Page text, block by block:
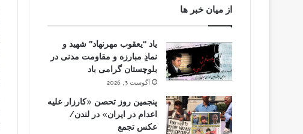
از میان خبر ها
یاد “یعقوب مهرنهاد” شهید و
نمادِ مبارزه و مقاومت مدنی در
بلوچستان گرامی باد
آگوست 3, 2026
پنجمین روز تحصن «کارزار علیه
اعدام در ایران» در لندن/
عکس تجمع